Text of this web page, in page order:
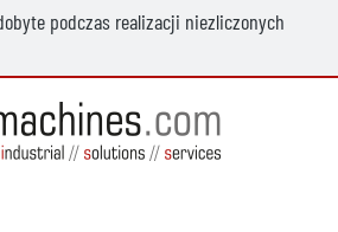
podczas realizacji niezliczonych